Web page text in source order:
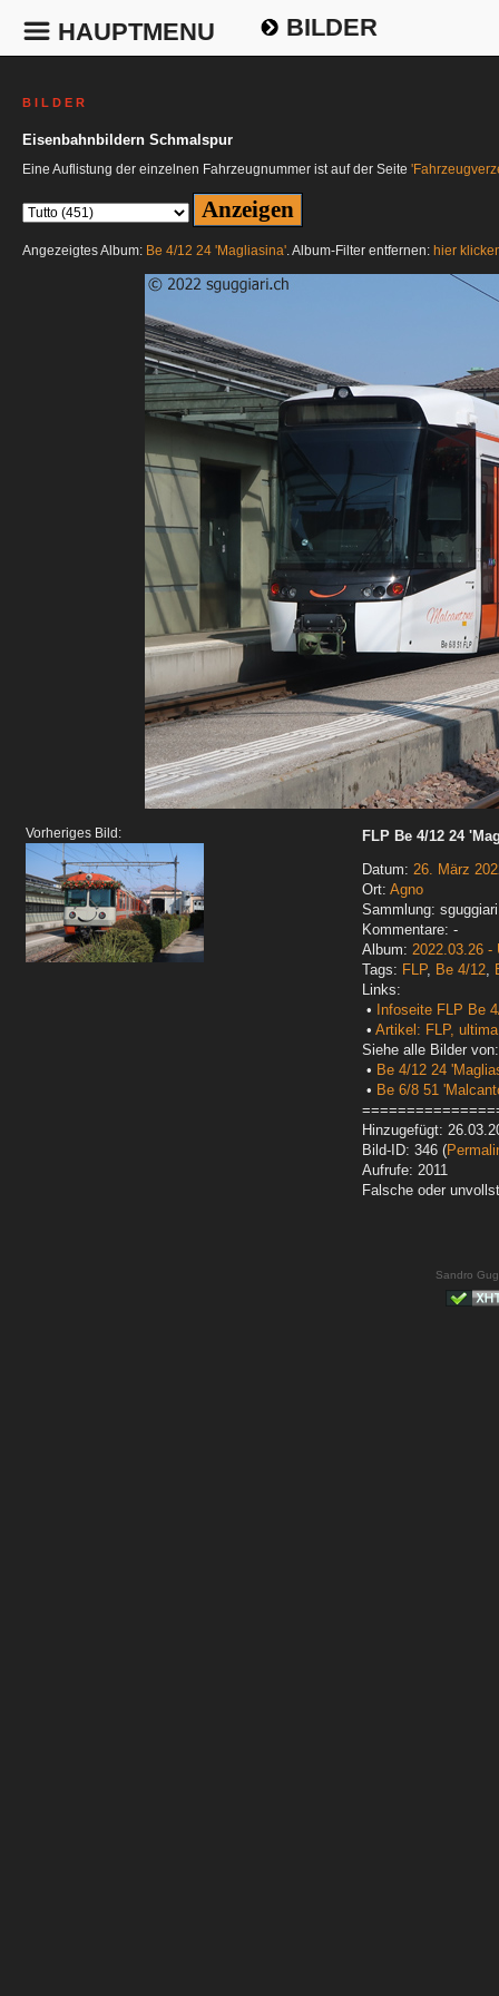
HAUPTMENU BILDER
B I L D E R
Eisenbahnbildern Schmalspur
Eine Auflistung der einzelnen Fahrzeugnummer ist auf der Seite
Angezeigtes Album: Be 4/12 24 'Magliasina'. Album-Filter entfernen: hier
Vorheriges Bild:
FLP Be 4/12 24
Datum: 26. März
Ort: Agno
Sammlung:
Kommentare: -
Album: 2022.03.26 -
Tags: FLP, Be 4/12,
Links:
•
Infoseite FLP Be
• Artikel: FLP,
Siehe alle Bilder von:
• Be 4/12 24
• Be 6/8 51
Hinzugefügt:
Bild-ID: 346 (
Aufrufe: 2011
Falsche oder
Sandro